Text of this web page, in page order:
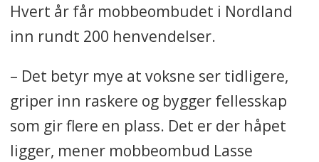
utenforskap.
Oppsummeringen er laget med
kunstig intelligens og kvalitetssikret
av Fagbladets redaksjon.
Hvert år får mobbeombudet i Nordland
inn rundt 200 henvendelser.
– Det betyr mye at voksne ser tidligere,
griper inn raskere og bygger fellesskap
som gir flere en plass. Det er der håpet
ligger, mener mobbeombud Lasse